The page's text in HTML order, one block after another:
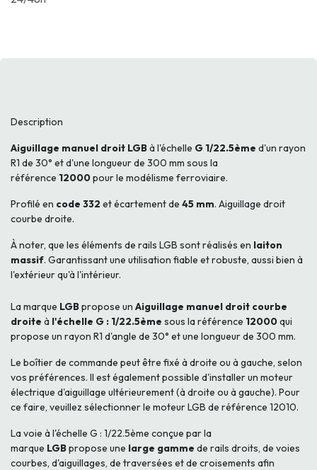
Description
Aiguillage manuel droit LGBà l'échelle G 1/22.5ème d'un rayon
R1 de 30° et d'une longueur de 300 mm sous la
référence 12000pour le modélisme ferroviaire.
Profilé en code 332 et écartement de 45 mm. Aiguillage droit
courbe droite.
À noter, que les éléments de rails LGB sont réalisés en laiton
massif. Garantissant une utilisation fiable et robuste, aussi bien à
l'extérieur qu'à l'intérieur.
La marque LGBpropose un Aiguillage manuel droit courbe
droite à l'échelle G : 1/22.5ème sous la référence 12000qui
propose un rayon R1 d'angle de 30° et une longueur de 300 mm.
Le boîtier de commande peut être fixé à droite ou à gauche, selon
vos préférences. Il est également possible d'installer un moteur
électrique d'aiguillage ultérieurement (à droite ou à gauche). Pour
ce faire, veuillez sélectionner le moteur LGB de référence 12010.
La voie à l'échelle G : 1/22.5ème conçue par la
marque LGBpropose une large gamme de rails droits, de voies
courbes, d'aiguillages, de traversées et de croisements afin